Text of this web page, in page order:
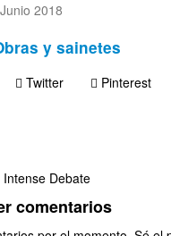
2018
y sainetes
Twitter Pinterest
Debate
comentarios